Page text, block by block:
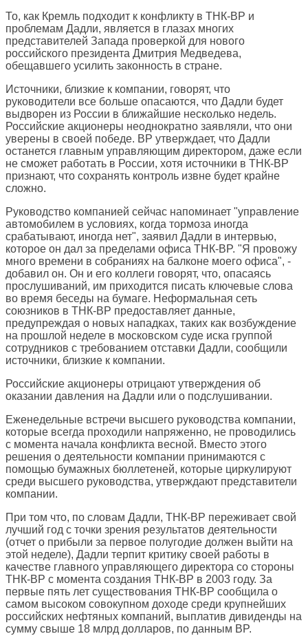
То, как Кремль подходит к конфликту в ТНК-BP и
проблемам Дадли, является в глазах многих
представителей Запада проверкой для нового
российского президента Дмитрия Медведева,
обещавшего усилить законность в стране.
Источники, близкие к компании, говорят, что
руководители все больше опасаются, что Дадли будет
выдворен из России в ближайшие несколько недель.
Российские акционеры неоднократно заявляли, что они
уверены в своей победе. BP утверждает, что Дадли
останется главным управляющим директором, даже если
не сможет работать в России, хотя источники в ТНК-BP
признают, что сохранять контроль извне будет крайне
сложно.
Руководство компанией сейчас напоминает "управление
автомобилем в условиях, когда тормоза иногда
срабатывают, иногда нет", заявил Дадли в интервью,
которое он дал за пределами офиса ТНК-BP. "Я провожу
много времени в собраниях на балконе моего офиса", -
добавил он. Он и его коллеги говорят, что, опасаясь
прослушиваний, им приходится писать ключевые слова
во время беседы на бумаге. Неформальная сеть
союзников в ТНК-BP предоставляет данные,
предупреждая о новых нападках, таких как возбуждение
на прошлой неделе в московском суде иска группой
сотрудников с требованием отставки Дадли, сообщили
источники, близкие к компании.
Российские акционеры отрицают утверждения об
оказании давления на Дадли или о подслушивании.
Еженедельные встречи высшего руководства компании,
которые всегда проходили напряженно, не проводились
с момента начала конфликта весной. Вместо этого
решения о деятельности компании принимаются с
помощью бумажных бюллетеней, которые циркулируют
среди высшего руководства, утверждают представители
компании.
При том что, по словам Дадли, ТНК-BP переживает свой
лучший год с точки зрения результатов деятельности
(отчет о прибыли за первое полугодие должен выйти на
этой неделе), Дадли терпит критику своей работы в
качестве главного управляющего директора со стороны
ТНК-BP с момента создания ТНК-BP в 2003 году. За
первые пять лет существования ТНК-BP сообщила о
самом высоком совокупном доходе среди крупнейших
российских нефтяных компаний, выплатив дивиденды на
сумму свыше 18 млрд долларов, по данным BP.